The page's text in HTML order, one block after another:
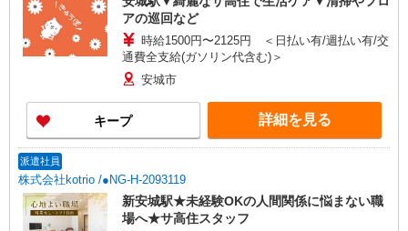
アの巡回など
時給1500円〜2125円 ＜日払い有/週払い有/交
通費全支給(ガソリン代含む)＞
安城市
キープ 詳細を見る
派遣社員
株式会社kotrio /●NG-H-2093119
新安城駅★未経験OKの人間関係に悩まない職
場へ★サ高住スタッフ